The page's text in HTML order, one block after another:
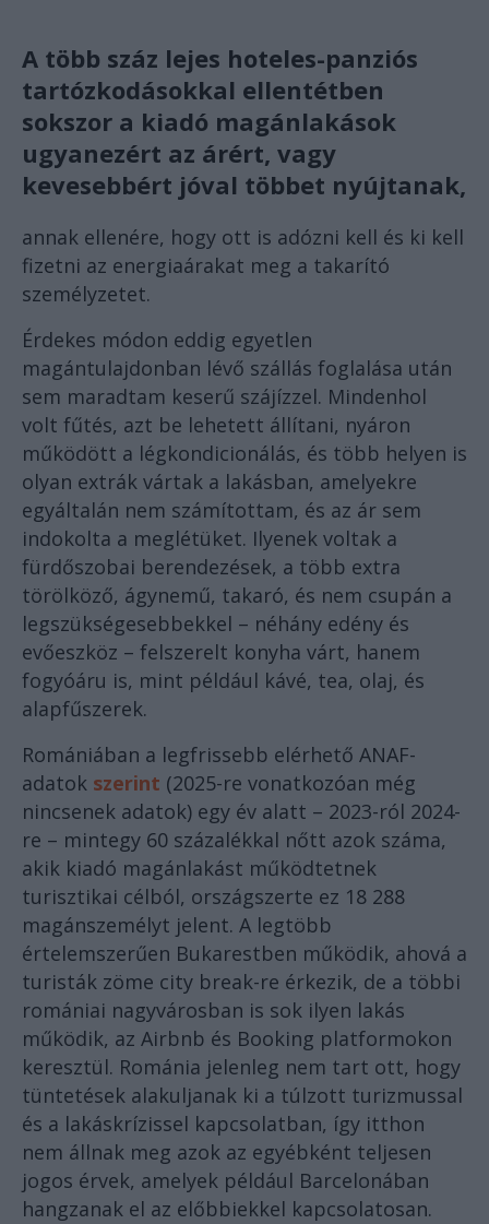
A több száz lejes hoteles-panziós
tartózkodásokkal ellentétben
sokszor a kiadó magánlakások
ugyanezért az árért, vagy
kevesebbért jóval többet nyújtanak,
annak ellenére, hogy ott is adózni kell és ki kell
fizetni az energiaárakat meg a takarító
személyzetet.
Érdekes módon eddig egyetlen
magántulajdonban lévő szállás foglalása után
sem maradtam keserű szájízzel. Mindenhol
volt fűtés, azt be lehetett állítani, nyáron
működött a légkondicionálás, és több helyen is
olyan extrák vártak a lakásban, amelyekre
egyáltalán nem számítottam, és az ár sem
indokolta a meglétüket. Ilyenek voltak a
fürdőszobai berendezések, a több extra
törölköző, ágynemű, takaró, és nem csupán a
legszükségesebbekkel – néhány edény és
evőeszköz – felszerelt konyha várt, hanem
fogyóáru is, mint például kávé, tea, olaj, és
alapfűszerek.
Romániában a legfrissebb elérhető ANAF-
adatok szerint (2025-re vonatkozóan még
nincsenek adatok) egy év alatt – 2023-ról 2024-
re – mintegy 60 százalékkal nőtt azok száma,
akik kiadó magánlakást működtetnek
turisztikai célból, országszerte ez 18 288
magánszemélyt jelent. A legtöbb
értelemszerűen Bukarestben működik, ahová a
turisták zöme city break-re érkezik, de a többi
romániai nagyvárosban is sok ilyen lakás
működik, az Airbnb és Booking platformokon
keresztül. Románia jelenleg nem tart ott, hogy
tüntetések alakuljanak ki a túlzott turizmussal
és a lakáskrízissel kapcsolatban, így itthon
nem állnak meg azok az egyébként teljesen
jogos érvek, amelyek például Barcelonában
hangzanak el az előbbiekkel kapcsolatosan.